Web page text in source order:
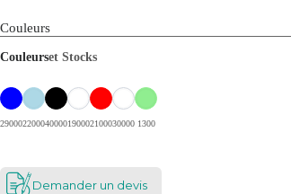
Couleurs
Couleurset Stocks
290002200040000190002100030000 1300
Demander un devis